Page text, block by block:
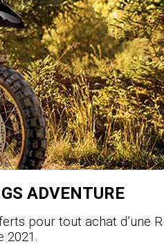
ADVENTURE
pour tout achat d’une
2021.